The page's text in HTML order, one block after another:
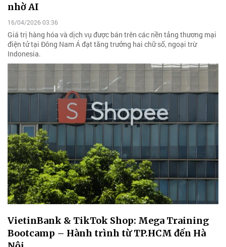
nhờ AI
16/04/2026 03:36
Giá trị hàng hóa và dịch vụ được bán trên các nền tảng thương mại
điện tử tại Đông Nam Á đạt tăng trưởng hai chữ số, ngoại trừ
Indonesia.
VietinBank & TikTok Shop: Mega Training
Bootcamp – Hành trình từ TP.HCM đến Hà